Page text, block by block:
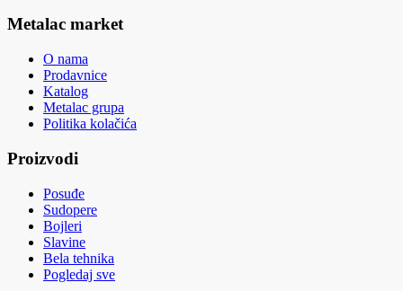
Metalac market
O nama
Prodavnice
Katalog
Metalac grupa
Politika kolačića
Proizvodi
Posuđe
Sudopere
Bojleri
Slavine
Bela tehnika
Pogledaj sve